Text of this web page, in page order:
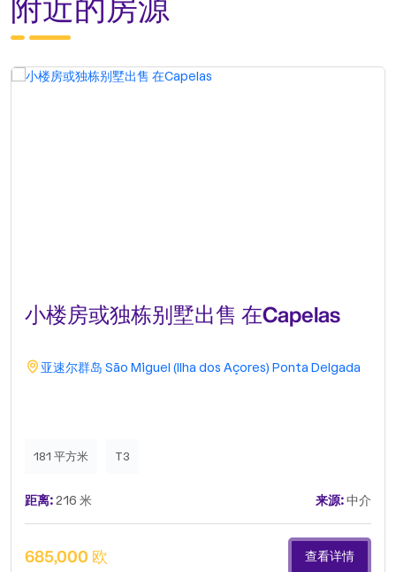
小楼房或独栋别墅出售 在Capelas
亚速尔群岛 São Miguel (Ilha dos Açores) Ponta Delgada
181 平方米 T3
距离:216 米 来源:中介
685,000 欧 查看详情